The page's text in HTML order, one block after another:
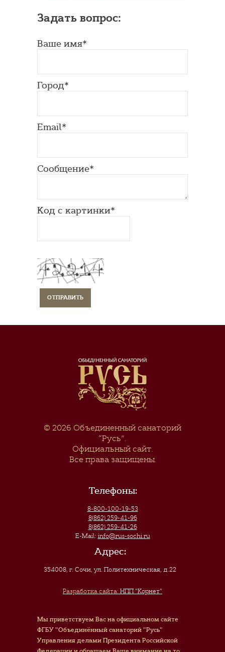
Задать вопрос:
Ваше имя*
Город*
Email*
Сообщение*
Код с картинки*
© 2026 Объединенный санаторий
“Русь”.
Официальный сайт.
Все права защищены.
Телефоны:
8-800-100-19-53
8(862) 259-41-96
8(862) 259-41-26
E-Mail: info@rus-sochi.ru
Адрес:
354008, г. Сочи,ул. Политехническая, д.22
Разработка сайта: НПП "Корнет"
Мы приветствуем Вас на официальном сайте
ФГБУ "Объединённый санаторий "Русь"
Управления делами Президента Российской